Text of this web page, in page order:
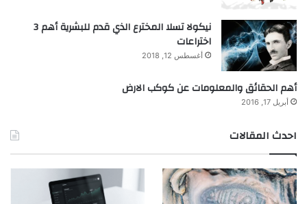
نيكولا تسلا المخترع الذي قدم للبشرية أهم 3
اختراعات
أغسطس 12, 2018
أهم الحقائق والمعلومات عن كوكب الارض
أبريل 17, 2016
احدث المقالات